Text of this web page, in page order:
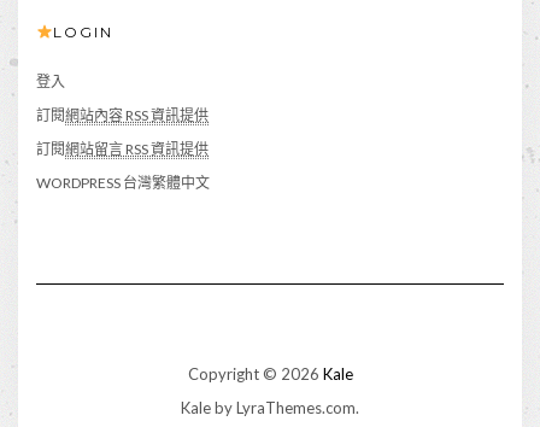
間
擇
LOGIN
登入
訂閱網站內容 RSS 資訊提供
訂閱網站留言 RSS 資訊提供
WORDPRESS 台灣繁體中文
Copyright © 2026 Kale
Kaleby LyraThemes.com.